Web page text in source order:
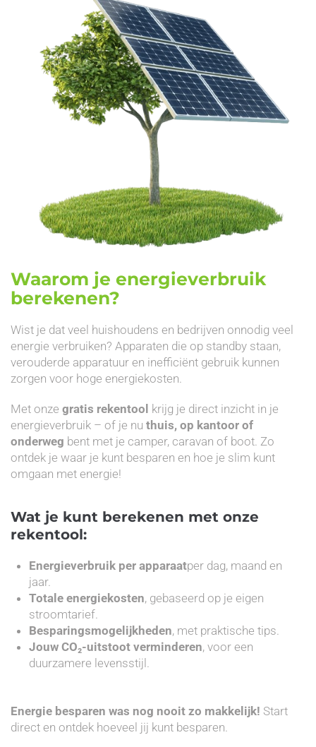
Waarom je energieverbruik
berekenen?
Wist je dat veel huishoudens en bedrijven onnodig veel
energie verbruiken? Apparaten die op standby staan,
verouderde apparatuur en inefficiënt gebruik kunnen
zorgen voor hoge energiekosten.
Met onze gratis rekentool krijg je direct inzicht in je
energieverbruik – of je nu thuis, op kantoor of
onderweg bent met je camper, caravan of boot. Zo
ontdek je waar je kunt besparen en hoe je slim kunt
omgaan met energie!
Wat je kunt berekenen met onze
rekentool:
Energieverbruik per apparaatper dag, maand en
jaar.
Totale energiekosten, gebaseerd op je eigen
stroomtarief.
Besparingsmogelijkheden, met praktische tips.
Jouw CO₂-uitstoot verminderen, voor een
duurzamere levensstijl.
Energie besparen was nog nooit zo makkelijk! Start
direct en ontdek hoeveel jij kunt besparen.